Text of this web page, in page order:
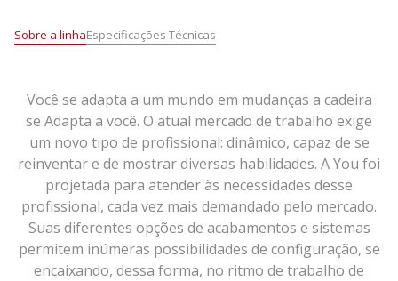
Sobre a linhaEspecificações Técnicas
Você se adapta a um mundo em mudanças a cadeira
se Adapta a você. O atual mercado de trabalho exige
um novo tipo de profissional: dinâmico, capaz de se
reinventar e de mostrar diversas habilidades. A You foi
projetada para atender às necessidades desse
profissional, cada vez mais demandado pelo mercado.
Suas diferentes opções de acabamentos e sistemas
permitem inúmeras possibilidades de configuração, se
encaixando, dessa forma, no ritmo de trabalho de